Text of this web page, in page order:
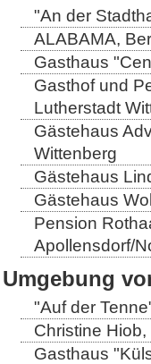
"An der
ALABAMA,
Gasthaus
Gasthof und
Lutherstadt
Gästehaus
Wittenberg
Gästehaus
Gästehaus
Pension
Apollensdorf/
Umgebung
"Auf der
Christine
Gasthaus